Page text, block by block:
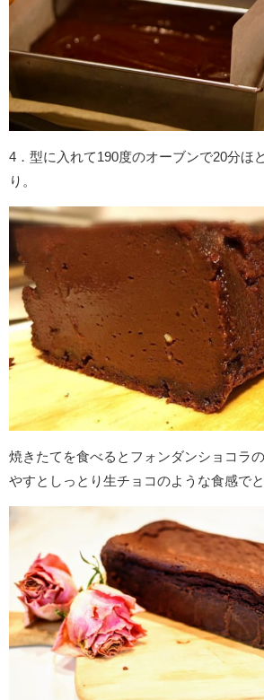
4．型に入れて190度のオーブンで20分ほ
り。
焼きたてを食べるとフォンダンショコラ
やすとしっとり生チョコのような食感で